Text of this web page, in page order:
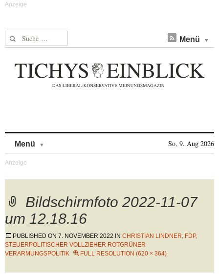
Suche nach: Menü
Menü So, 9. Aug 2026
Bildschirmfoto 2022-11-07
um 12.18.16
PUBLISHED ON 7. NOVEMBER 2022 IN CHRISTIAN LINDNER, FDP,
STEUERPOLITISCHER VOLLZIEHER ROTGRÜNER
VERARMUNGSPOLITIK
FULL RESOLUTION (620 × 364)